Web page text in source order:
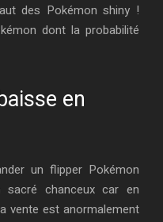
des Pokémon shiny !
dont la probabilité
en
un flipper Pokémon
chanceux car en
vente est anormalement